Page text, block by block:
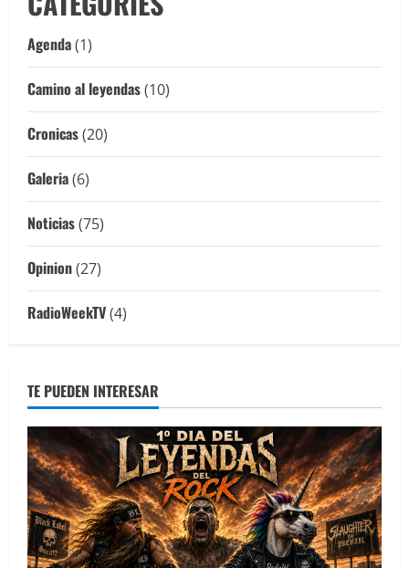
Agenda(1)
Camino al leyendas(10)
Cronicas(20)
Galeria(6)
Noticias(75)
Opinion(27)
RadioWeekTV(4)
TE PUEDEN INTERESAR